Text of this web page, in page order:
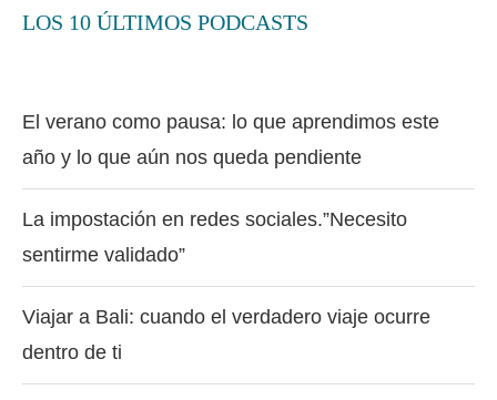
LOS 10 ÚLTIMOS PODCASTS
El verano como pausa: lo que aprendimos este
año y lo que aún nos queda pendiente
La impostación en redes sociales.”Necesito
sentirme validado”
Viajar a Bali: cuando el verdadero viaje ocurre
dentro de ti